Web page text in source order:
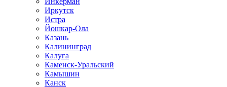
Иркутск
Истра
Йошкар-Ола
Казань
Калининград
Калуга
Каменск-Уральский
Камышин
Канск